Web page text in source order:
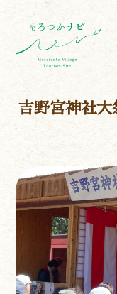
吉野宮神社大